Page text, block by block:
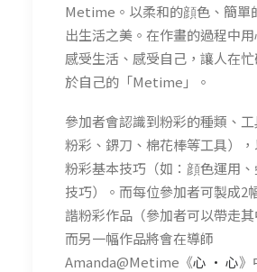
Metime。以柔和的顔色、簡單
出生活之美。在作畫的過程中用
感受生活、感受自己，讓人在
於自己的「Metime」。
參加者會認識到粉彩的種類、
粉彩、鎅刀、棉花棒等工具）
粉彩基本技巧（如：顔色運用
技巧）。而每位參加者可製成2
諧粉彩作品（參加者可以帶走其
而另一幅作品將會在導師
Amanda@Metime《心 • 心》